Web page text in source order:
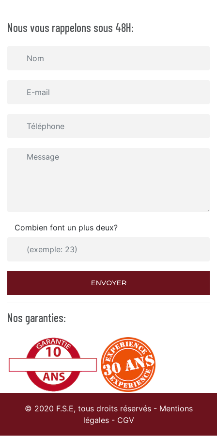
Nous vous rappelons sous 48H:
Combien font un plus deux?
ENVOYER
Nos garanties:
© 2020 F.S.E, tous droits réservés - Mentions
légales- CGV